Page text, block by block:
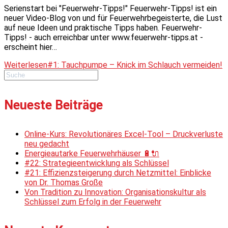
Serienstart bei "Feuerwehr-Tipps!" Feuerwehr-Tipps! ist ein
neuer Video-Blog von und für Feuerwehrbegeisterte, die Lust
auf neue Ideen und praktische Tipps haben. Feuerwehr-
Tipps! - auch erreichbar unter www.feuerwehr-tipps.at -
erscheint hier…
Weiterlesen#1: Tauchpumpe – Knick im Schlauch vermeiden!
Neueste Beiträge
Online-Kurs: Revolutionäres Excel-Tool – Druckverluste
neu gedacht
Energieautarke Feuerwehrhäuser 🔋🔌
#22: Strategieentwicklung als Schlüssel
#21: Effizienzsteigerung durch Netzmittel: Einblicke
von Dr. Thomas Große
Von Tradition zu Innovation: Organisationskultur als
Schlüssel zum Erfolg in der Feuerwehr